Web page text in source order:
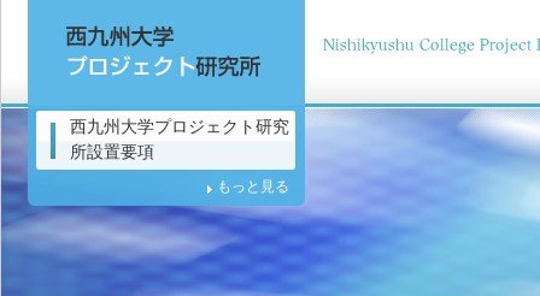
西九州大学プロジェクト研究
所設置要項
もっと見る